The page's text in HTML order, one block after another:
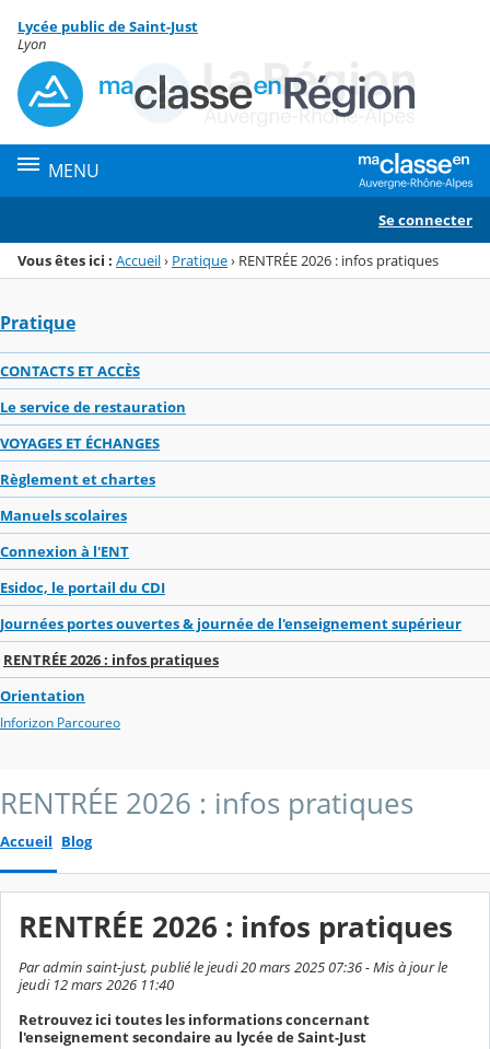
Menu de la rubrique
Contenu
Lycée public de Saint-Just
Lyon
MENU
Se connecter
Vous êtes ici : Accueil› Pratique› RENTRÉE 2026 : infos pratiques
Pratique
CONTACTS ET ACCÈS
Le service de restauration
VOYAGES ET ÉCHANGES
Règlement et chartes
Manuels scolaires
Connexion à l'ENT
Esidoc, le portail du CDI
Journées portes ouvertes & journée de l'enseignement supérieur
RENTRÉE 2026 : infos pratiques
Orientation
Inforizon Parcoureo
RENTRÉE 2026 : infos pratiques
Accueil Blog
RENTRÉE 2026 : infos pratiques
Par admin saint-just, publié le jeudi 20 mars 2025 07:36 - Mis à jour le
jeudi 12 mars 2026 11:40
Retrouvez ici toutes les informations concernant
l'enseignement secondaire au lycée de Saint-Just